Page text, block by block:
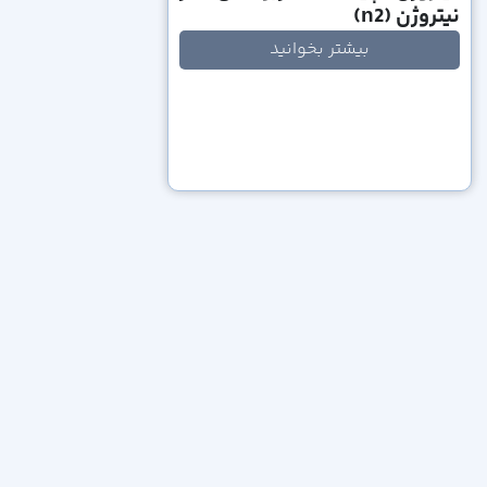
نیتروژن (n2)
بیشتر بخوانید